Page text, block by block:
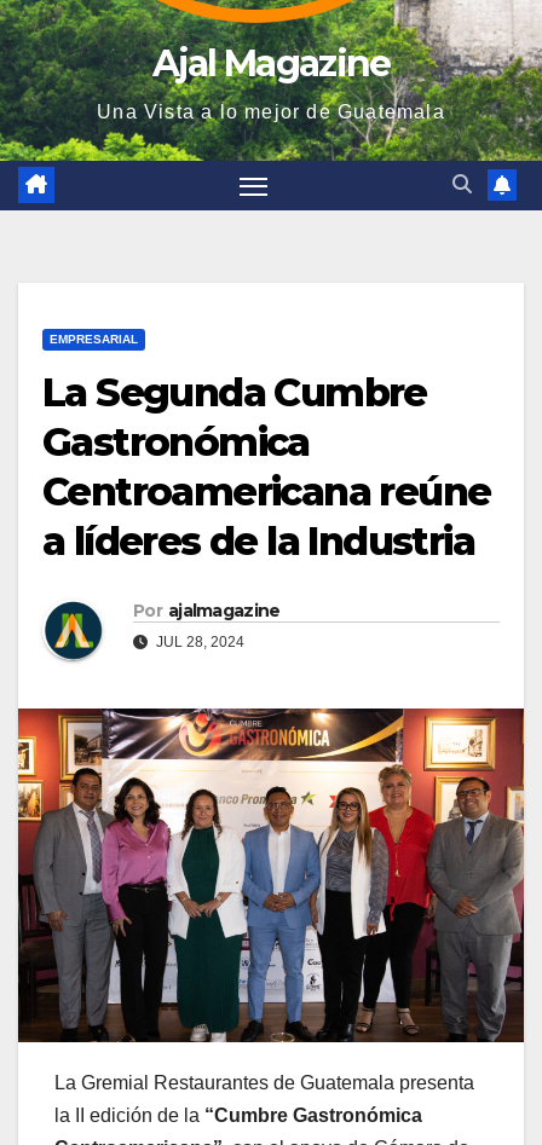
Ajal Magazine
Una Vista a lo mejor de Guatemala
EMPRESARIAL
La Segunda Cumbre
Gastronómica
Centroamericana reúne
a líderes de la Industria
Por ajalmagazine
JUL 28, 2024
La Gremial Restaurantes de Guatemala presenta
la II edición de la “Cumbre Gastronómica